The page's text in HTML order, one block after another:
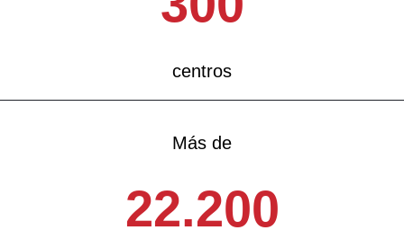
centros
Más de
22.200